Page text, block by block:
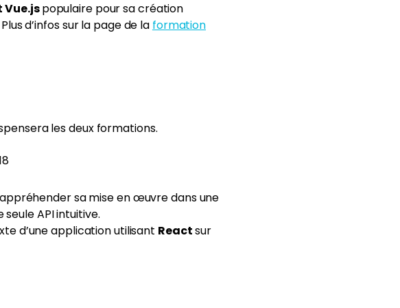
Vue.jspopulaire pour sa création
d’infos sur la page de la formation
les deux formations.
sa mise en œuvre dans une
API intuitive.
d’une application utilisant Reactsur